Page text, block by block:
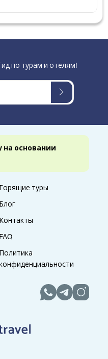
на основании
Горящие туры
Блог
Контакты
FAQ
Политика
по турам и отелям!